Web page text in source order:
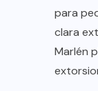
para
clara
Marlén